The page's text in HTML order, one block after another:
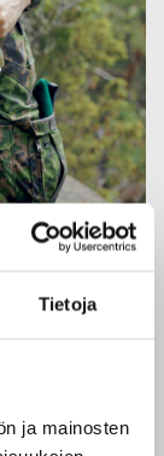
Tietoja
ja mainosten
vuodesta